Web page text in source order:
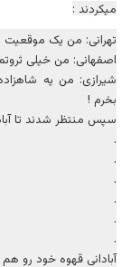
میکردند :
تهرانی: من یک موقعیت
اصفهانی: من خیلی
شیرازی: من یه
بخرم !
سپس منتظر شدند تا
آبادانی قهوه خود رو